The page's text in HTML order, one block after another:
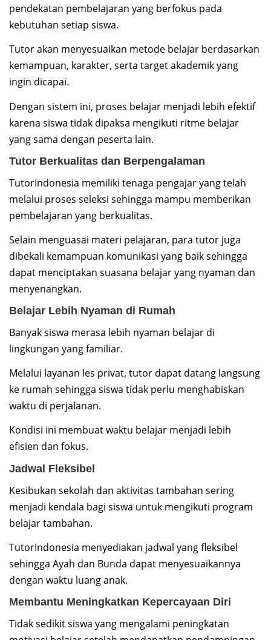
pendekatan pembelajaran yang berfokus pada
kebutuhan setiap siswa.
Tutor akan menyesuaikan metode belajar berdasarkan
kemampuan, karakter, serta target akademik yang
ingin dicapai.
Dengan sistem ini, proses belajar menjadi lebih efektif
karena siswa tidak dipaksa mengikuti ritme belajar
yang sama dengan peserta lain.
Tutor Berkualitas dan Berpengalaman
TutorIndonesia memiliki tenaga pengajar yang telah
melalui proses seleksi sehingga mampu memberikan
pembelajaran yang berkualitas.
Selain menguasai materi pelajaran, para tutor juga
dibekali kemampuan komunikasi yang baik sehingga
dapat menciptakan suasana belajar yang nyaman dan
menyenangkan.
Belajar Lebih Nyaman di Rumah
Banyak siswa merasa lebih nyaman belajar di
lingkungan yang familiar.
Melalui layanan les privat, tutor dapat datang langsung
ke rumah sehingga siswa tidak perlu menghabiskan
waktu di perjalanan.
Kondisi ini membuat waktu belajar menjadi lebih
efisien dan fokus.
Jadwal Fleksibel
Kesibukan sekolah dan aktivitas tambahan sering
menjadi kendala bagi siswa untuk mengikuti program
belajar tambahan.
TutorIndonesia menyediakan jadwal yang fleksibel
sehingga Ayah dan Bunda dapat menyesuaikannya
dengan waktu luang anak.
Membantu Meningkatkan Kepercayaan Diri
Tidak sedikit siswa yang mengalami peningkatan